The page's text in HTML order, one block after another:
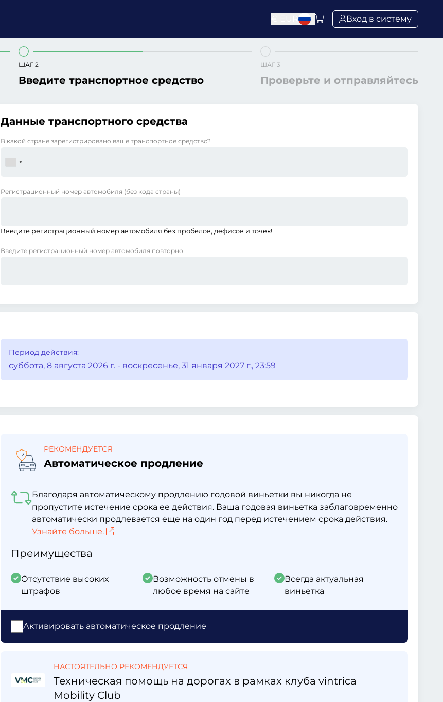
Вход в систему
ШАГ 2
Введите транспортное средство
ШАГ 3
Проверьте и отправляйтесь
Данные транспортного средства
В какой стране зарегистрировано ваше транспортное средство?
Регистрационный номер автомобиля (без кода страны)
Введите регистрационный номер автомобиля без пробелов, дефисов и точек!
Введите регистрационный номер автомобиля повторно
Период действия:
суббота, 8 августа 2026 г. - воскресенье, 31 января 2027 г., 23:59
РЕКОМЕНДУЕТСЯ
Автоматическое продление
Благодаря автоматическому продлению годовой виньетки вы никогда не
пропустите истечение срока ее действия. Ваша годовая виньетка заблаговременно
автоматически продлевается еще на один год перед истечением срока действия.
Узнайте больше.
Преимущества
Отсутствие высоких
штрафов
Возможность отмены в
любое время на сайте
Всегда актуальная
виньетка
Активировать автоматическое продление
НАСТОЯТЕЛЬНО РЕКОМЕНДУЕТСЯ
Техническая помощь на дорогах в рамках клуба vintrica
Mobility Club